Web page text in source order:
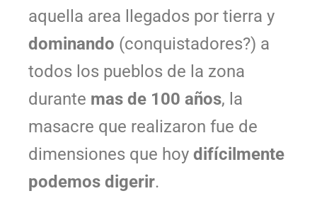
aquella area llegados por tierra y
dominando (conquistadores?) a
todos los pueblos de la zona
durante mas de 100 años, la
masacre que realizaron fue de
dimensiones que hoy difícilmente
podemos digerir.